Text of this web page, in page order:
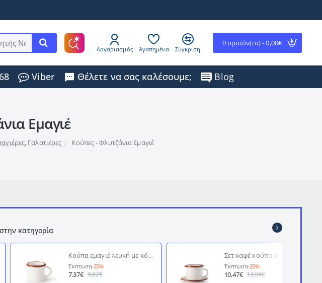
Λογαριασμός Αγαπημένα Σύγκριση
0 προϊόν(τα) - 0,00€
Viber Θέλετε να σας καλέσουμε; Blog
Εμαγιέ
Γαλατιέρες Κούπες - Φλυτζάνια Εμαγιέ
κατηγορία
Κούπα εμαγιέ λευκή με κόκκινη λεπτομέρεια σειρά Bordeaux Φ8εκ 400ml σε παραδοσιακό κομψό ύφος IBILI
Έκπτωση-25%
7,37€ 9,82€
Έκπτωση-25%
10,47€ 13,96€